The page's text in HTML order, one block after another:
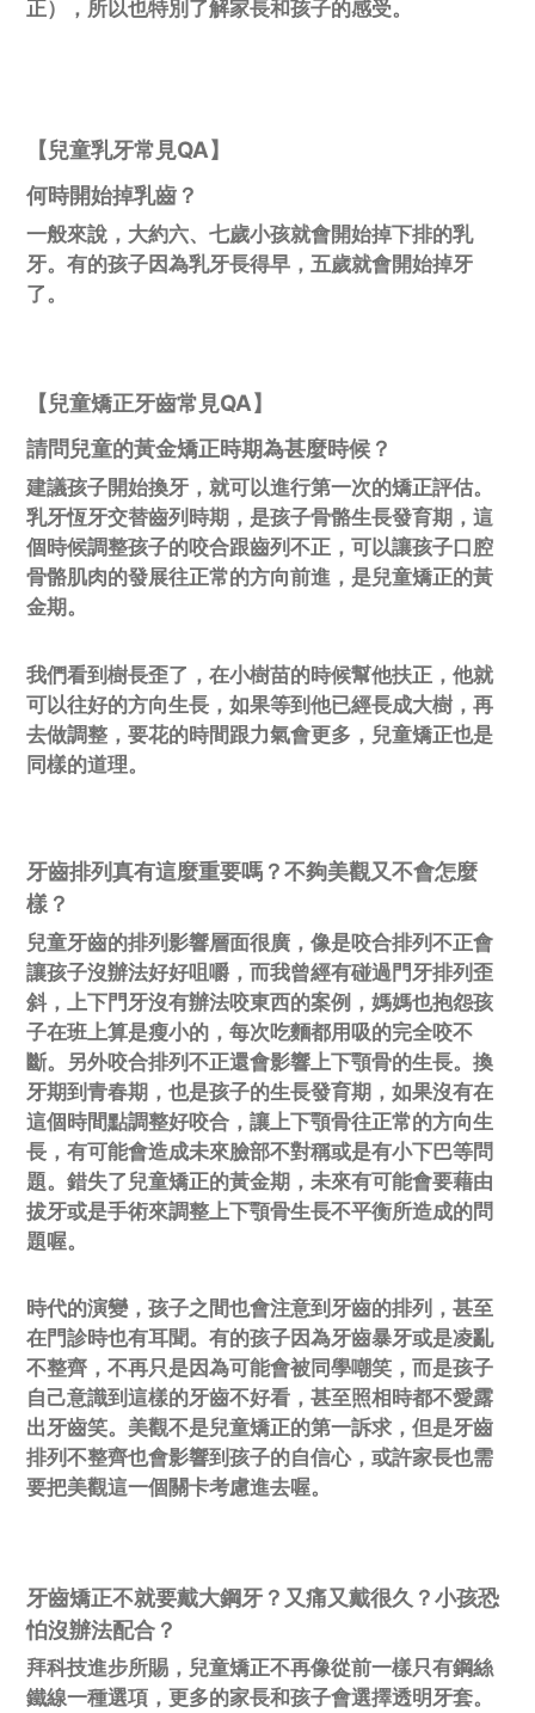
正），所以也特別了解家長和孩子的感受。
【兒童乳牙常見QA】
何時開始掉乳齒？
一般來說，大約六、七歲小孩就會開始掉下排的乳
牙。有的孩子因為乳牙長得早，五歲就會開始掉牙
了。
【兒童矯正牙齒常見QA】
請問兒童的黃金矯正時期為甚麼時候？
建議孩子開始換牙，就可以進行第一次的矯正評估。
乳牙恆牙交替齒列時期，是孩子骨骼生長發育期，這
個時候調整孩子的咬合跟齒列不正，可以讓孩子口腔
骨骼肌肉的發展往正常的方向前進，是兒童矯正的黃
金期。
我們看到樹長歪了，在小樹苗的時候幫他扶正，他就
可以往好的方向生長，如果等到他已經長成大樹，再
去做調整，要花的時間跟力氣會更多，兒童矯正也是
同樣的道理。
牙齒排列真有這麼重要嗎？不夠美觀又不會怎麼
樣？
兒童牙齒的排列影響層面很廣，像是咬合排列不正會
讓孩子沒辦法好好咀嚼，而我曾經有碰過門牙排列歪
斜，上下門牙沒有辦法咬東西的案例，媽媽也抱怨孩
子在班上算是瘦小的，每次吃麵都用吸的完全咬不
斷。另外咬合排列不正還會影響上下顎骨的生長。換
牙期到青春期，也是孩子的生長發育期，如果沒有在
這個時間點調整好咬合，讓上下顎骨往正常的方向生
長，有可能會造成未來臉部不對稱或是有小下巴等問
題。錯失了兒童矯正的黃金期，未來有可能會要藉由
拔牙或是手術來調整上下顎骨生長不平衡所造成的問
題喔。
時代的演變，孩子之間也會注意到牙齒的排列，甚至
在門診時也有耳聞。有的孩子因為牙齒暴牙或是凌亂
不整齊，不再只是因為可能會被同學嘲笑，而是孩子
自己意識到這樣的牙齒不好看，甚至照相時都不愛露
出牙齒笑。美觀不是兒童矯正的第一訴求，但是牙齒
排列不整齊也會影響到孩子的自信心，或許家長也需
要把美觀這一個關卡考慮進去喔。
牙齒矯正不就要戴大鋼牙？又痛又戴很久？小孩恐
怕沒辦法配合？
拜科技進步所賜，兒童矯正不再像從前一樣只有鋼絲
鐵線一種選項，更多的家長和孩子會選擇透明牙套。